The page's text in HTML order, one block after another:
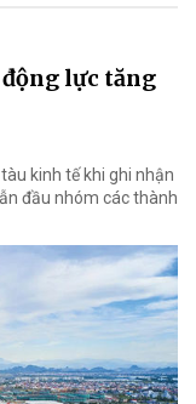
lực tăng
kinh tế khi ghi nhận
đầu nhóm các thành